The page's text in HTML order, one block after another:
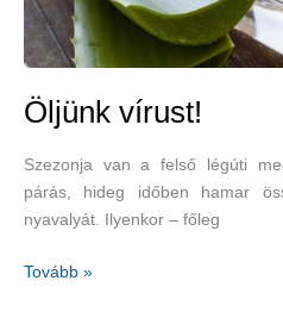
Öljünk vírust!
Szezonja van a felső légúti
párás, hideg időben hamar
nyavalyát. Ilyenkor – főleg
Öljünk
Tovább »